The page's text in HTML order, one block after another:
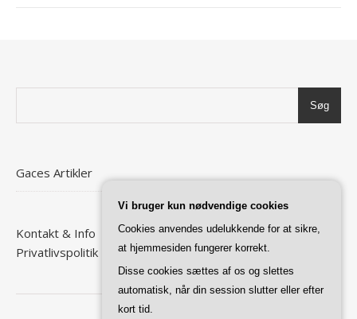
Søg
Gaces Artikler
Kontakt & Info
Privatlivspolitik
Vi bruger kun nødvendige cookies
Cookies anvendes udelukkende for at sikre,
at hjemmesiden fungerer korrekt.
Disse cookies sættes af os og slettes
automatisk, når din session slutter eller efter
kort tid.